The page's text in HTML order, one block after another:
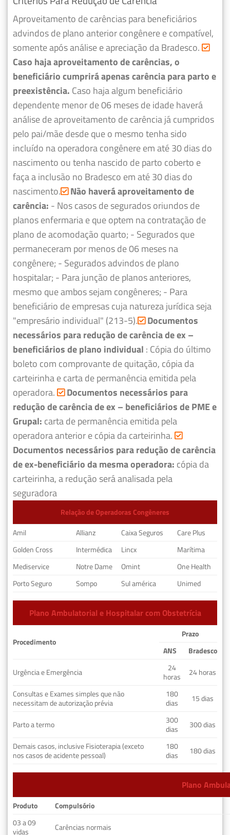
Aproveitamento de carências para beneficiários
advindos de plano anterior congênere e compatível,
somente após análise e apreciação da Bradesco.
Caso haja aproveitamento de carências, o
beneficiário cumprirá apenas carência para parto e
preexistência. Caso haja algum beneficiário
dependente menor de 06 meses de idade haverá
análise de aproveitamento de carência já cumpridos
pelo pai/mãe desde que o mesmo tenha sido
incluído na operadora congênere em até 30 dias do
nascimento ou tenha nascido de parto coberto e
faça a inclusão no Bradesco em até 30 dias do
nascimento. Não haverá aproveitamento de
carência: - Nos casos de segurados oriundos de
planos enfermaria e que optem na contratação de
plano de acomodação quarto; - Segurados que
permaneceram por menos de 06 meses na
congênere; - Segurados advindos de plano
hospitalar; - Para junção de planos anteriores,
mesmo que ambos sejam congêneres; - Para
beneficiário de empresas cuja natureza jurídica seja
"empresário individual" (213-5). Documentos
necessários para redução de carência de ex –
beneficiários de plano individual : Cópia do último
boleto com comprovante de quitação, cópia da
carteirinha e carta de permanência emitida pela
operadora.
Documentos necessários para
redução de carência de ex – beneficiários de PME e
Grupal: carta de permanência emitida pela
operadora anterior e cópia da carteirinha.
Documentos necessários para redução de carência
de ex-beneficiário da mesma operadora: cópia da
carteirinha, a redução será analisada pela
seguradora
Relação de Operadoras Congêneres
Amil
Allianz Caixa Seguros
Care Plus
Golden Cross
Intermédica Lincx
Marítima
Mediservice
Notre Dame Omint
One Health
Porto Seguro
Sompo Sul américa Unimed
Plano Ambulatorial e Hospitalar com Obstetrícia
Procedimento
Prazo
ANS
Bradesco
Urgência e Emergência
24
horas
24 horas
Consultas e Exames simples que não
necessitam de autorização prévia
180
dias
15 dias
Parto a termo
300
dias
300 dias
Demais casos, inclusive Fisioterapia (exceto
nos casos de acidente pessoal)
180
dias
180 dias
Plano
Produto
Compulsório
03 a 09
vidas
Carências normais